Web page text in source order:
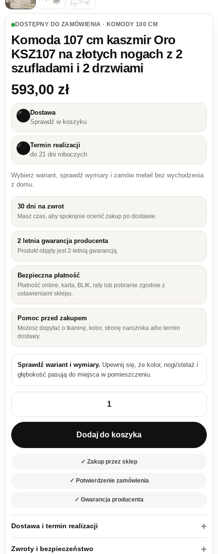
DOSTĘPNY DO ZAMÓWIENIA · KOMODY 100 CM
Komoda 107 cm kaszmir Oro
KSZ107 na złotych nogach z 2
szufladami i 2 drzwiami
593,00 zł
↗
Dostawa
Sprawdź w koszyku
✓
Termin realizacji
do 21 dni roboczych
Wybierz wariant, sprawdź wymiary i zamów mebel bez wychodzenia
z domu.
30 dni na zwrot
Masz czas, aby spokojnie ocenić zakup po dostawie.
2 letnia gwarancja producenta
Produkt objęty jest 2-letnią gwarancją
Bezpieczna płatność
Płatność online, karta, BLIK, raty lub pobranie zgodnie z
ustawieniami sklepu.
Pomoc przed zakupem
Możesz dopytać o tkaninę, kolor, stronę narożnika albo termin
dostawy.
Sprawdź wariant i wymiary. Upewnij się, że kolor, nogi/stelaż i
głębokość pasują do miejsca w pomieszczeniu.
ilość Komoda 107 cm kaszmir Oro KSZ107 na złotych
Dodaj do koszyka
✓ Zakup przez sklep
✓ Potwierdzenie zamówienia
✓ Gwarancja producenta
Dostawa i termin realizacji
Zwroty i bezpieczeństwo